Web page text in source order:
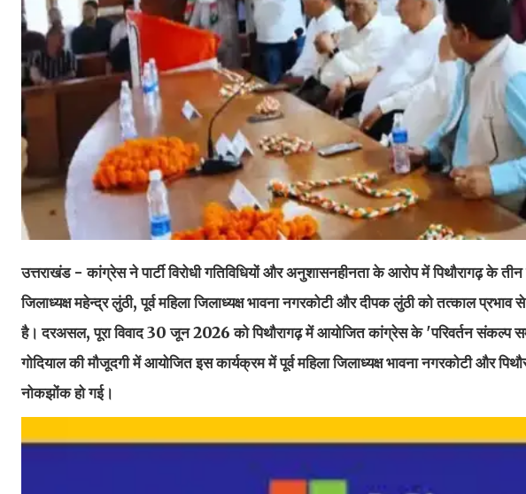
उत्तराखंड - कांग्रेस ने पार्टी विरोधी गतिविधियों और अनुशासनहीनता के आरोप में पिथौरागढ़ के
जिलाध्यक्ष महेन्द्र लुंठी, पूर्व महिला जिलाध्यक्ष भावना नगरकोटी और दीपक लुंठी को तत्काल प्रभाव
है। दरअसल, पूरा विवाद 30 जून 2026 को पिथौरागढ़ में आयोजित कांग्रेस के 'परिवर्तन संकल्प
गोदियाल की मौजूदगी में आयोजित इस कार्यक्रम में पूर्व महिला जिलाध्यक्ष भावना नगरकोटी और
नोकझोंक हो गई।